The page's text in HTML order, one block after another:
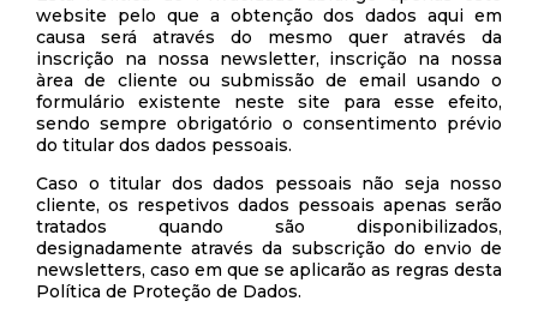
website pelo que a obtenção dos dados aqui em
causa será através do mesmo quer através da
inscrição na nossa newsletter, inscrição na nossa
àrea de cliente ou submissão de email usando o
formulário existente neste site para esse efeito,
sendo sempre obrigatório o consentimento prévio
do titular dos dados pessoais.
Caso o titular dos dados pessoais não seja nosso
cliente, os respetivos dados pessoais apenas serão
tratados quando são disponibilizados,
designadamente através da subscrição do envio de
newsletters, caso em que se aplicarão as regras desta
Política de Proteção de Dados.